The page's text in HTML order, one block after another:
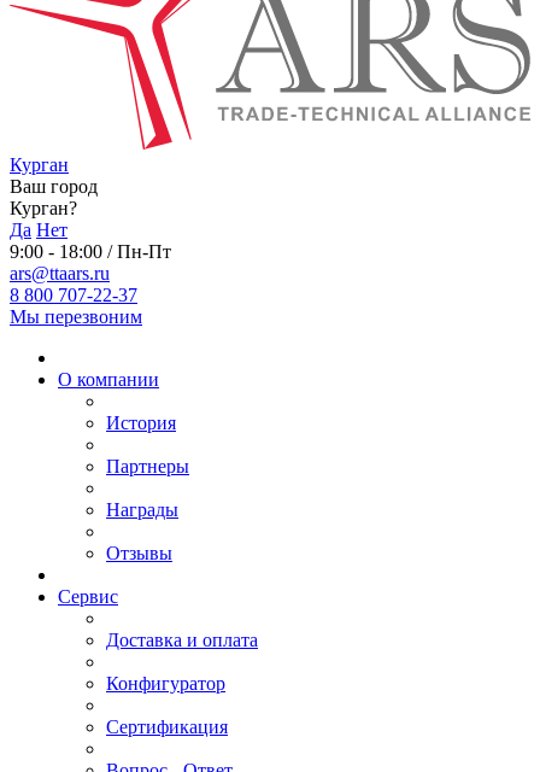
Курган
Ваш город
Курган?
Да Нет
9:00 - 18:00 / Пн-Пт
ars@ttaars.ru
8 800 707-22-37
Мы перезвоним
О компании
История
Партнеры
Награды
Отзывы
Сервис
Доставка и оплата
Конфигуратор
Сертификация